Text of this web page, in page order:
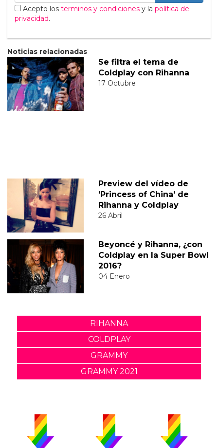
Acepto los terminos y condiciones y la política de
privacidad.
Noticias relacionadas
Se filtra el tema de
Coldplay con Rihanna
17 Octubre
Preview del vídeo de
'Princess of China' de
Rihanna y Coldplay
26 Abril
Beyoncé y Rihanna, ¿con
Coldplay en la Super Bowl
2016?
04 Enero
RIHANNA
COLDPLAY
GRAMMY
GRAMMY 2021